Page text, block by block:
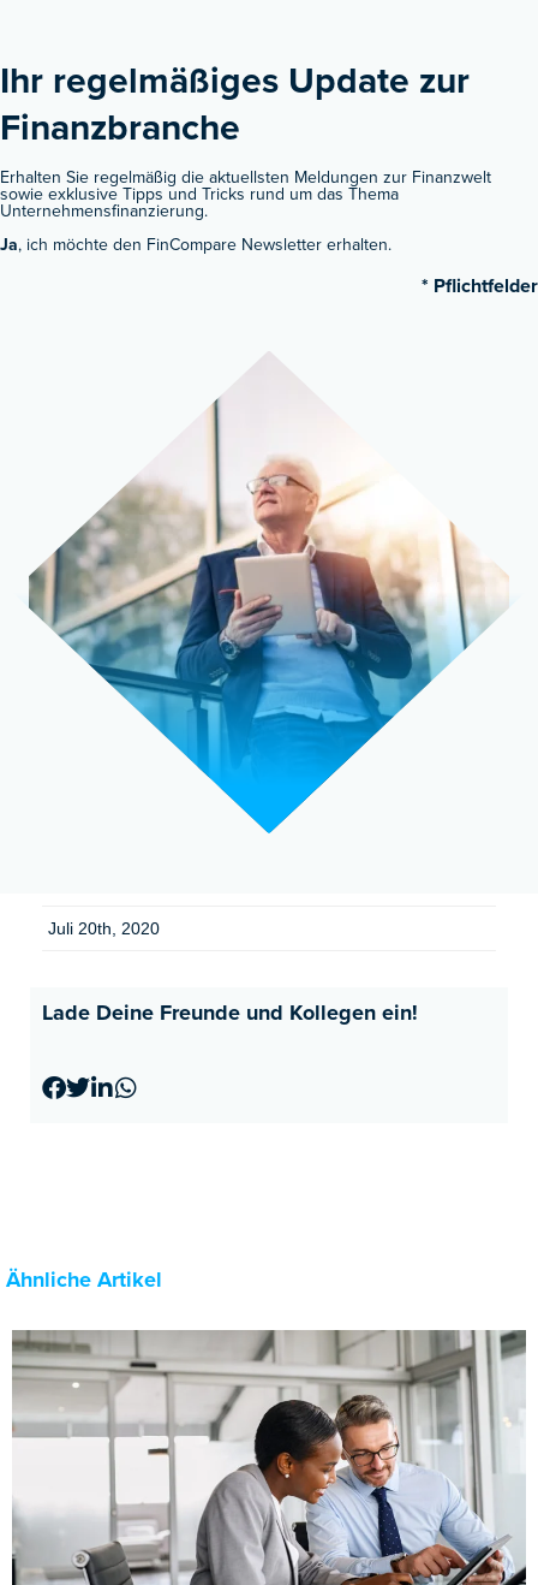
Ihr regelmäßiges Update zur
Finanzbranche ​
Erhalten Sie regelmäßig die aktuellsten Meldungen zur Finanzwelt
sowie exklusive Tipps und Tricks rund um das Thema
Unternehmensfinanzierung.
Ja, ich möchte den FinCompare Newsletter erhalten.
* Pflichtfelder
Juli 20th, 2020
Lade Deine Freunde und Kollegen ein!
Ähnliche Artikel